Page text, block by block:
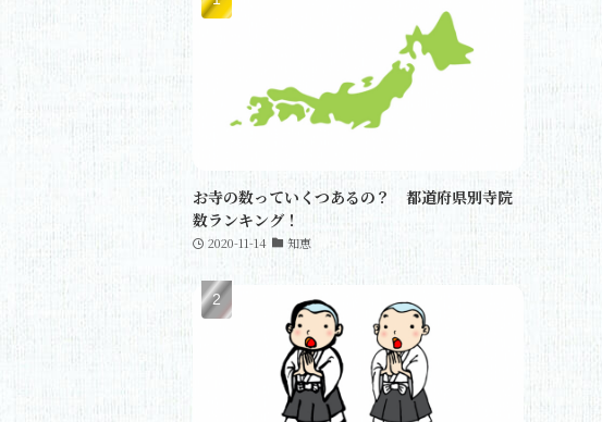
お寺の数っていくつあるの？ 都道府県別寺院
数ランキング！
2020-11-14 知恵